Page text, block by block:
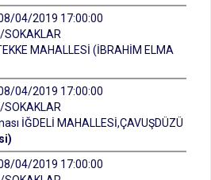
04/2019 17:00:00
SOKAKLAR
MAHALLESİ (İBRAHİM ELMA
04/2019 17:00:00
SOKAKLAR
İĞDELİ MAHALLESİ,ÇAVUŞDÜZÜ
04/2019 17:00:00